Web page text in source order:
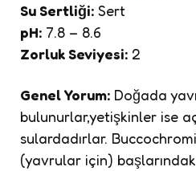
Su Sertliği: Sert
pH: 7.8 – 8.6
Zorluk Seviyesi: 2
Genel Yorum: Doğada
bulunurlar,yetişkinler ise
sulardadırlar.
(yavrular için)